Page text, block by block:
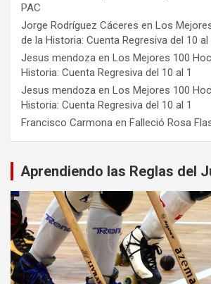
PAC
Jorge Rodríguez Cáceres en Los
de la Historia: Cuenta Regresiva del 10 al
Jesus mendoza en Los Mejores 100
Historia: Cuenta Regresiva del 10 al 1
Jesus mendoza en Los Mejores 100
Historia: Cuenta Regresiva del 10 al 1
Francisco Carmona en Falleció Rosa
Aprendiendo las Reglas del